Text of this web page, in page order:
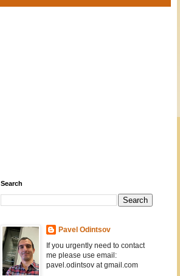
Search
Pavel Odintsov
If you urgently need to contact
me please use email:
pavel.odintsov at gmail.com